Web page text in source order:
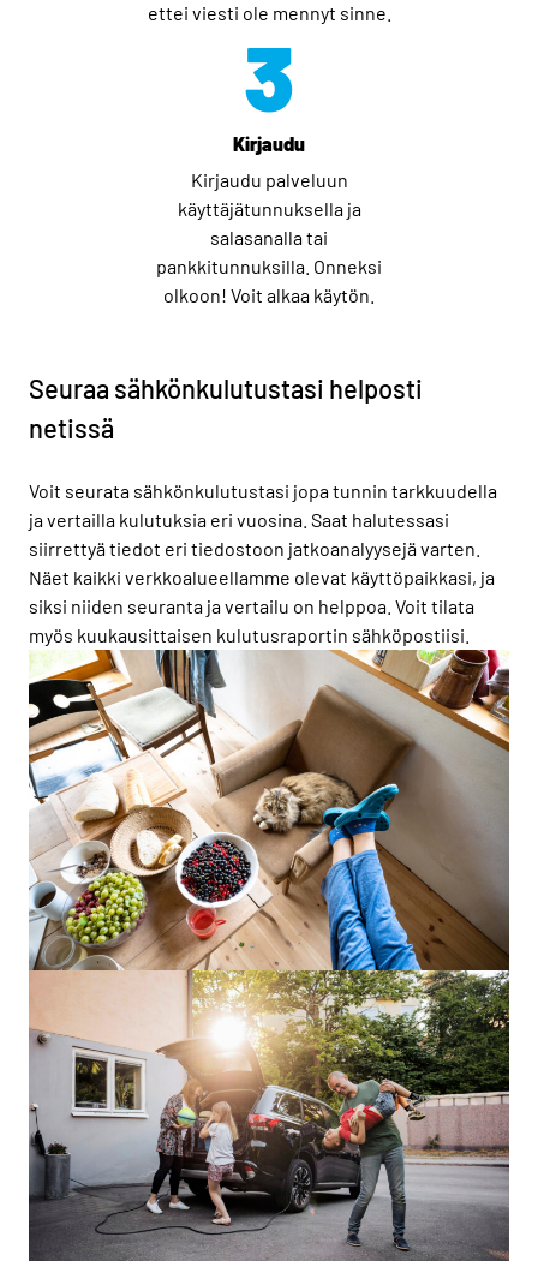
ettei viesti ole mennyt sinne.
3
Kirjaudu
Kirjaudu palveluun
käyttäjätunnuksella ja
salasanalla tai
pankkitunnuksilla. Onneksi
olkoon! Voit alkaa käytön.
Seuraa sähkönkulutustasi helposti
netissä
Voit seurata sähkönkulutustasi jopa tunnin tarkkuudella
ja vertailla kulutuksia eri vuosina. Saat halutessasi
siirrettyä tiedot eri tiedostoon jatkoanalyysejä varten.
Näet kaikki verkkoalueellamme olevat käyttöpaikkasi, ja
siksi niiden seuranta ja vertailu on helppoa. Voit tilata
myös kuukausittaisen kulutusraportin sähköpostiisi.